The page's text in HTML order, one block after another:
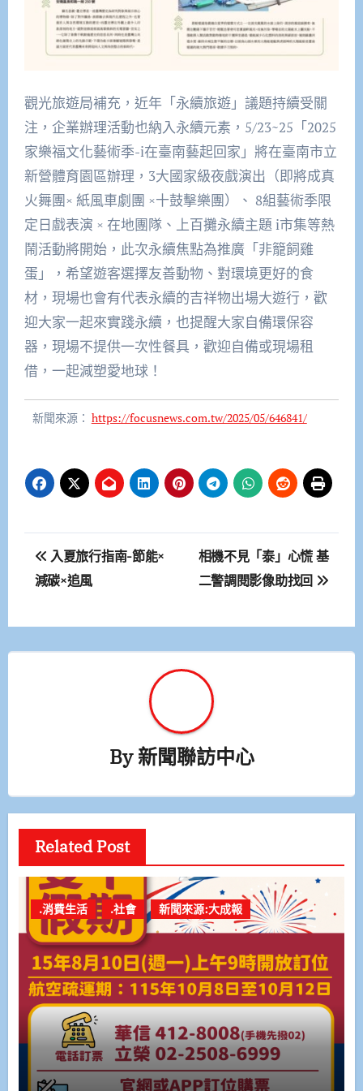
觀光旅遊局補充，近年「永續旅遊」議題持續受關
注，企業辦理活動也納入永續元素，5/23~25「2025
家樂福文化藝術季-i在臺南藝起回家」將在臺南市立
新營體育園區辦理，3大國家級夜戲演出（即將成真
火舞團× 紙風車劇團 ×十鼓擊樂團）、 8組藝術季限
定日戲表演 × 在地團隊、上百攤永續主題 i市集等熱
鬧活動將開始，此次永續焦點為推廣「非籠飼雞
蛋」，希望遊客選擇友善動物、對環境更好的食
材，現場也會有代表永續的吉祥物出場大遊行，歡
迎大家一起來實踐永續，也提醒大家自備環保容
器，現場不提供一次性餐具，歡迎自備或現場租
借，一起減塑愛地球！
新聞來源： https://focusnews.com.tw/2025/05/646841/
文
章
覽
入夏旅行指南-節能×
減碳×追風
相機不見「泰」心慌 基
二警調閱影像助找回
By新聞聯訪中心
Related Post
.消費生活 .社會 新聞來源:大成報